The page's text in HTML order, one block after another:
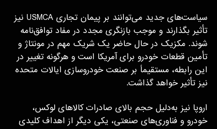
سیاست‌های جدید می‌توانند بر پیمان تجاری USMCA نیز
تأثیر بگذارند و موجب بازنگری مجدد در مفاد توافق‌نامه
شوند. مکزیک در حال حاضر یک شریک مهم در مونتاژ و
تأمین قطعات خودرو برای آمریکا است و هرگونه تغییر در
این رابطه، مستقیماً بر صنعت خودروسازی ایالات متحده
نیز تأثیر خواهد گذاشت.
اروپا نیز به‌دلیل حجم بالای صادرات کالاهای لوکس،
خودرو و فناوری‌های صنعتی، یکی دیگر از اهداف کلیدی